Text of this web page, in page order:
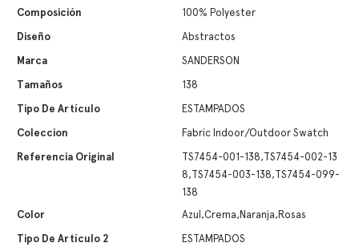
Composición
100% Polyester
Diseño
Abstractos
Marca
SANDERSON
Tamaños
138
Tipo De Artículo
ESTAMPADOS
Coleccion
Fabric Indoor/Outdoor Swatch
Referencia Original
TS7454-001-138,TS7454-002-13
8,TS7454-003-138,TS7454-099-
138
Color
Azul,Crema,Naranja,Rosas
Tipo De Artículo 2
ESTAMPADOS